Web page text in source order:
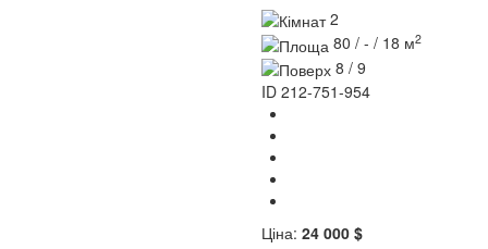
2
80 / - / 18 м2
8 / 9
ID 212-751-954
Ціна: 24 000 $